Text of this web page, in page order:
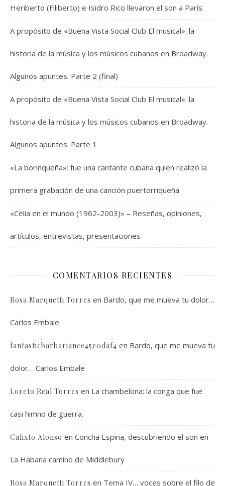
Heriberto (Filiberto) e Isidro Rico llevaron el son a París
A propósito de «Buena Vista Social Club El musical»: la
historia de la música y los músicos cubanos en Broadway.
Algunos apuntes. Parte 2 (final)
A propósito de «Buena Vista Social Club El musical»: la
historia de la música y los músicos cubanos en Broadway.
Algunos apuntes. Parte 1
«La borinqueña»: fue una cantante cubana quien realizó la
primera grabación de una canción puertorriqueña
«Celia en el mundo (1962-2003)» – Reseñas, opiniones,
artículos, entrevistas, presentaciones
COMENTARIOS RECIENTES
Rosa Marquetti Torres en Bardo, que me mueva tu dolor…
Carlos Embale
fantasticbarbariance45e0daf4 en Bardo, que me mueva tu
dolor… Carlos Embale
Loreto Real Torres en La chambelona: la conga que fue
casi himno de guerra.
Calixto Alonso en Concha Espina, descubriendo el son en
La Habana camino de Middlebury
Rosa Marquetti Torres en Tema IV… voces sobre el filo de